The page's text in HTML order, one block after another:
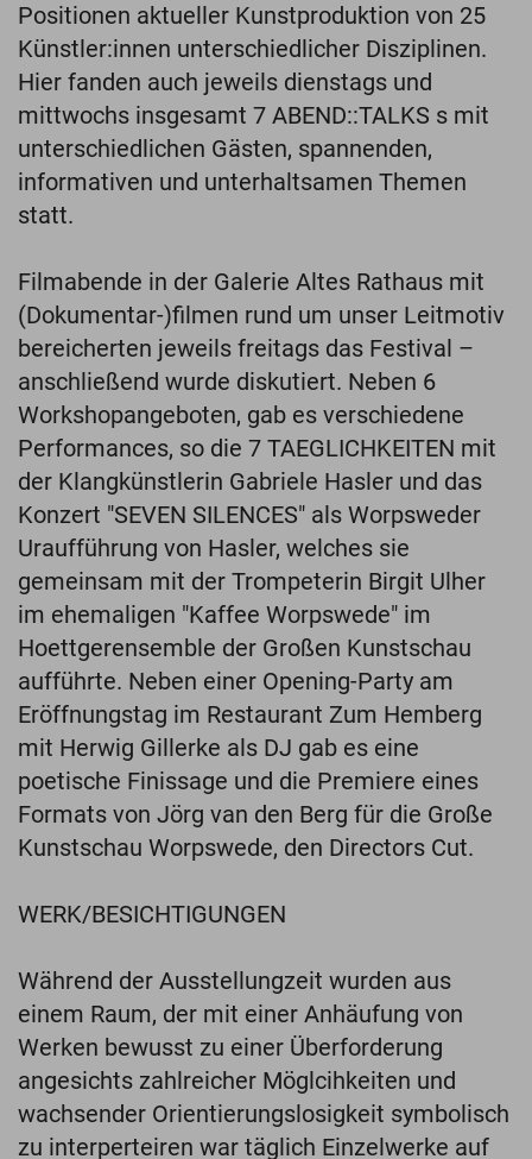
Positionen aktueller Kunstproduktion von 25
Künstler:innen unterschiedlicher Disziplinen.
Hier fanden auch jeweils dienstags und
mittwochs insgesamt 7 ABEND::TALKS s mit
unterschiedlichen Gästen, spannenden,
informativen und unterhaltsamen Themen
statt.
Filmabende in der Galerie Altes Rathaus mit
(Dokumentar-)filmen rund um unser Leitmotiv
bereicherten jeweils freitags das Festival –
anschließend wurde diskutiert. Neben 6
Workshopangeboten, gab es verschiedene
Performances, so die 7 TAEGLICHKEITEN mit
der Klangkünstlerin Gabriele Hasler und das
Konzert "SEVEN SILENCES" als Worpsweder
Uraufführung von Hasler, welches sie
gemeinsam mit der Trompeterin Birgit Ulher
im ehemaligen "Kaffee Worpswede" im
Hoettgerensemble der Großen Kunstschau
aufführte. Neben einer Opening-Party am
Eröffnungstag im Restaurant Zum Hemberg
mit Herwig Gillerke als DJ gab es eine
poetische Finissage und die Premiere eines
Formats von Jörg van den Berg für die Große
Kunstschau Worpswede, den Directors Cut.
WERK/BESICHTIGUNGEN
Während der Ausstellungzeit wurden aus
einem Raum, der mit einer Anhäufung von
Werken bewusst zu einer Überforderung
angesichts zahlreicher Möglcihkeiten und
wachsender Orientierungslosigkeit symbolisch
zu interperteiren war täglich Einzelwerke auf